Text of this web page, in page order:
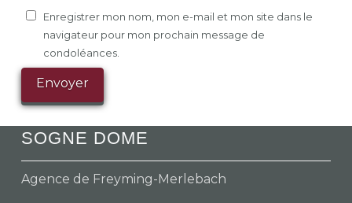
Enregistrer mon nom, mon e-mail et mon site dans le
navigateur pour mon prochain message de
condoléances.
SOGNE DOME
Agence de Freyming-Merlebach